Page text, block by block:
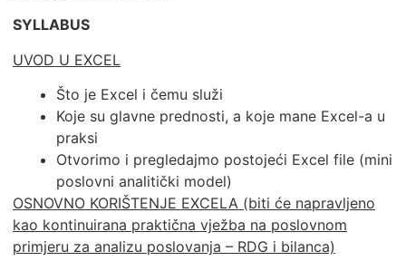
SYLLABUS
UVOD U EXCEL
Što je Excel i čemu služi
Koje su glavne prednosti, a koje mane Excel-a u
praksi
Otvorimo i pregledajmo postojeći Excel file (mini
poslovni analitički model)
OSNOVNO KORIŠTENJE EXCELA (biti će napravljeno
kao kontinuirana praktična vježba na poslovnom
primjeru za analizu poslovanja – RDG i bilanca)